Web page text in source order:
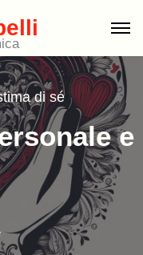
di sé
e